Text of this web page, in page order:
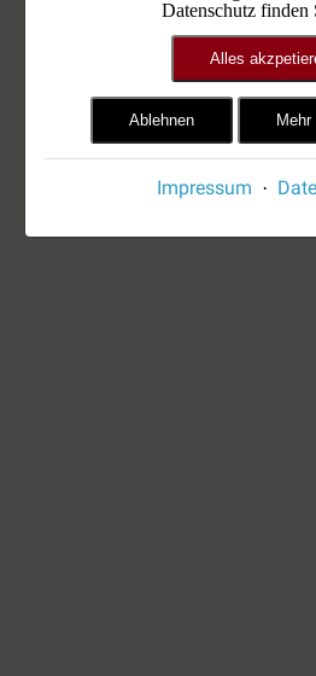
Datenschutz finden
Alles
Ablehnen
Impressum ·